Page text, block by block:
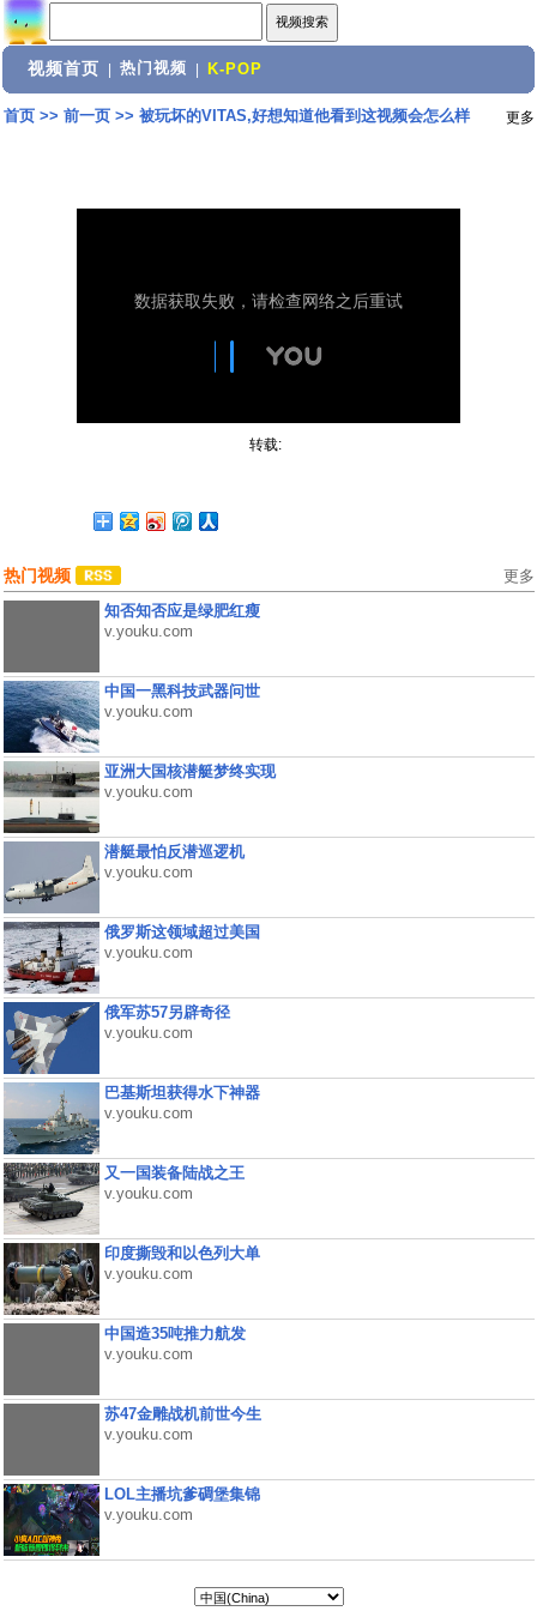
视频首页 热门视频 K-POP
首页>> 前一页>> 被玩坏的VITAS,好想知道他看到这视频会怎么样 更多
转载:
热门视频 更多
知否知否应是绿肥红瘦
v.youku.com
中国一黑科技武器问世
v.youku.com
亚洲大国核潜艇梦终实现
v.youku.com
潜艇最怕反潜巡逻机
v.youku.com
俄罗斯这领域超过美国
v.youku.com
俄军苏57另辟奇径
v.youku.com
巴基斯坦获得水下神器
v.youku.com
又一国装备陆战之王
v.youku.com
印度撕毁和以色列大单
v.youku.com
中国造35吨推力航发
v.youku.com
苏47金雕战机前世今生
v.youku.com
LOL主播坑爹碉堡集锦
v.youku.com